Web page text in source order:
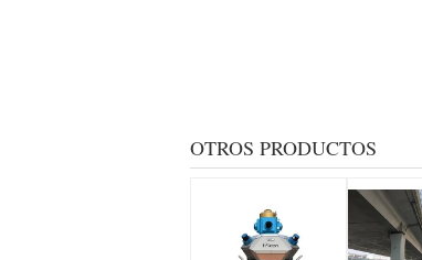
OTROS PRODUCTOS